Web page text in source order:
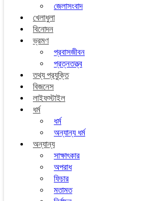
জেলাসংবাদ
খেলাধুলা
বিনোদন
ভ্রমণ
প্রবাসজীবন
প্রত্নতত্ত্ব
তথ্য প্রযুক্তি
বিজনেস
লাইফস্টাইল
ধর্ম
ধর্ম
অন্যান্য ধর্ম
অন্যান্য
সাক্ষাৎকার
অপরাধ
ফিচার
মতামত